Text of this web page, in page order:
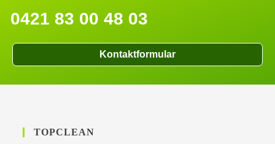
0421 83 00 48 03
Kontaktformular
TOPCLEAN